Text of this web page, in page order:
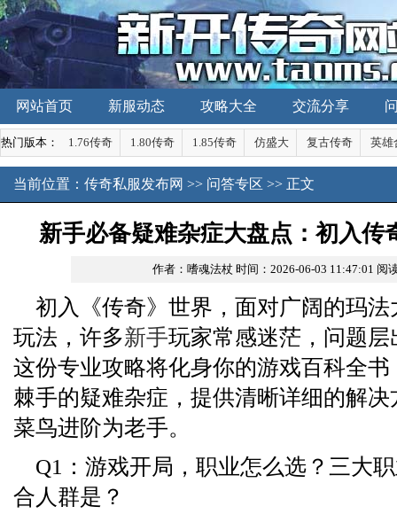
网站首页 新服动态 攻略大全 交流分享
热门版本： 1.76传奇 1.80传奇 1.85传奇 仿盛大 复古传奇 英雄
当前位置： 传奇私服发布网 >> 问答专区 >> 正文
新手必备疑难杂症大盘点：初入传
作者：嗜魂法杖 时间：2026-06-03 11:47:01 阅
初入《传奇》世界，面对广阔的玛
玩法，许多新手玩家常感迷茫，问题
这份专业攻略将化身你的游戏百科全
棘手的疑难杂症，提供清晰详细的解
菜鸟进阶为老手。
Q1：游戏开局，职业怎么选？三大
合人群是？